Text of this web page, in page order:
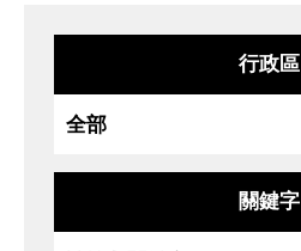
行政區
關鍵字